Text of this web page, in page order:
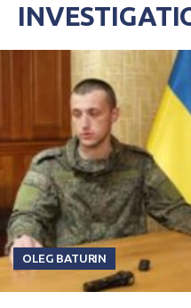
OLEG BATURIN